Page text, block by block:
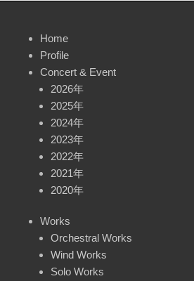
Home
Profile
Concert & Event
2026年
2025年
2024年
2023年
2022年
2021年
2020年
Works
Orchestral Works
Wind Works
Solo Works